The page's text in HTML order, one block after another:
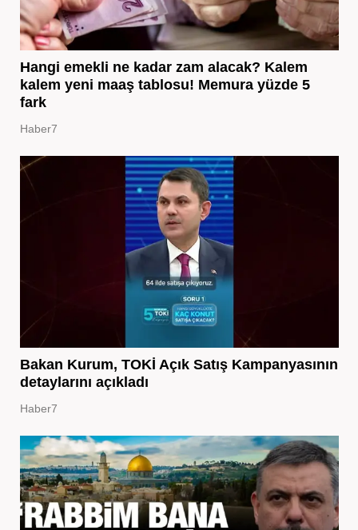
Hangi emekli ne kadar zam alacak? Kalem
kalem yeni maaş tablosu! Memura yüzde 5
fark
Haber7
Bakan Kurum, TOKİ Açık Satış Kampanyasının
detaylarını açıkladı
Haber7